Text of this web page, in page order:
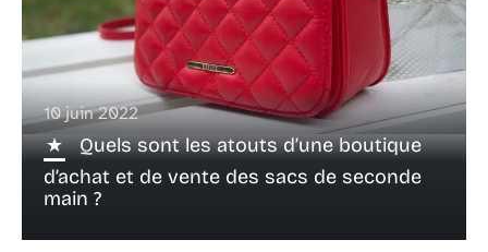
10 juin 2022
Quels sont les atouts d’une boutique
d’achat et de vente des sacs de seconde
main ?